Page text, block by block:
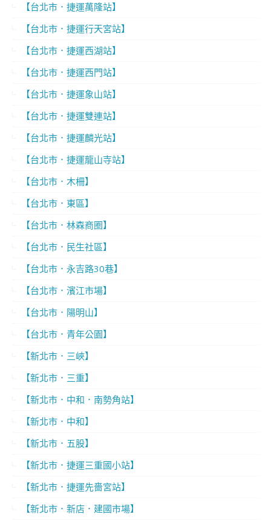
【台北市．捷運萬隆站】
【台北市．捷運行天宮站】
【台北市．捷運西湖站】
【台北市．捷運西門站】
【台北市．捷運象山站】
【台北市．捷運雙連站】
【台北市．捷運麟光站】
【台北市．捷運龍山寺站】
【台北市．木柵】
【台北市．東區】
【台北市．林森商圈】
【台北市．民生社區】
【台北市．永吉路30巷】
【台北市．濱江市場】
【台北市．陽明山】
【台北市．青年公園】
【新北市．三峽】
【新北市．三重】
【新北市．中和．南勢角站】
【新北市．中和】
【新北市．五股】
【新北市．捷運三重國小站】
【新北市．捷運先嗇宮站】
【新北市．新店．建國市場】